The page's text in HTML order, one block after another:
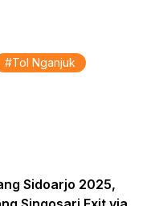
Tol Nganjuk
Sidoarjo 2025,